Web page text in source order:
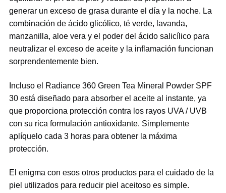
generar un exceso de grasa durante el día y la noche. La
combinación de ácido glicólico, té verde, lavanda,
manzanilla, aloe vera y el poder del ácido salicílico para
neutralizar el exceso de aceite y la inflamación funcionan
sorprendentemente bien.
Incluso el Radiance 360 Green Tea Mineral Powder SPF
30 está diseñado para absorber el aceite al instante, ya
que proporciona protección contra los rayos UVA / UVB
con su rica formulación antioxidante. Simplemente
aplíquelo cada 3 horas para obtener la máxima
protección.
El enigma con esos otros productos para el cuidado de la
piel utilizados para reducir piel aceitoso es simple.